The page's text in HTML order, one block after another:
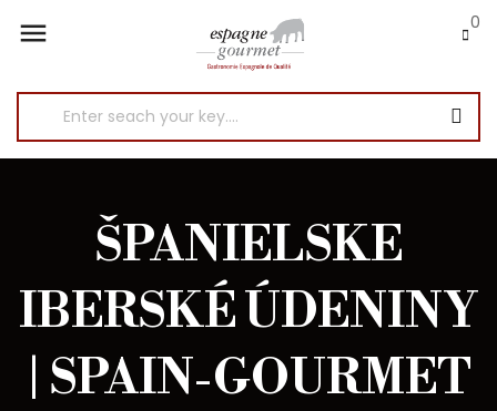
 0
ŠPANIELSKE
IBERSKÉ ÚDENINY
| SPAIN-GOURMET